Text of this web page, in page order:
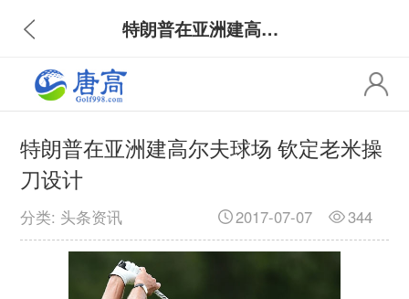
特朗普在亚洲建高尔夫球场 钦定老米操刀设计
特朗普在亚洲建高尔夫球场 钦定老米操
刀设计
分类: 头条资讯 344
2017-07-07